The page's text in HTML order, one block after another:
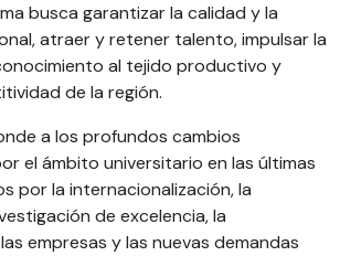
busca garantizar la calidad y la
atraer y retener talento, impulsar la
al tejido productivo y
de la región.
a los profundos cambios
el ámbito universitario en las últimas
por la internacionalización, la
de excelencia, la
empresas y las nuevas demandas